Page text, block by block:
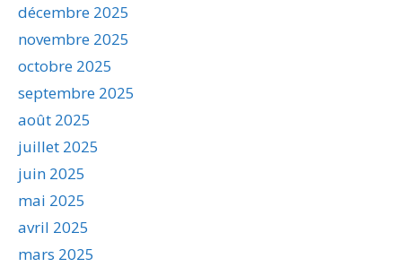
décembre 2025
novembre 2025
octobre 2025
septembre 2025
août 2025
juillet 2025
juin 2025
mai 2025
avril 2025
mars 2025